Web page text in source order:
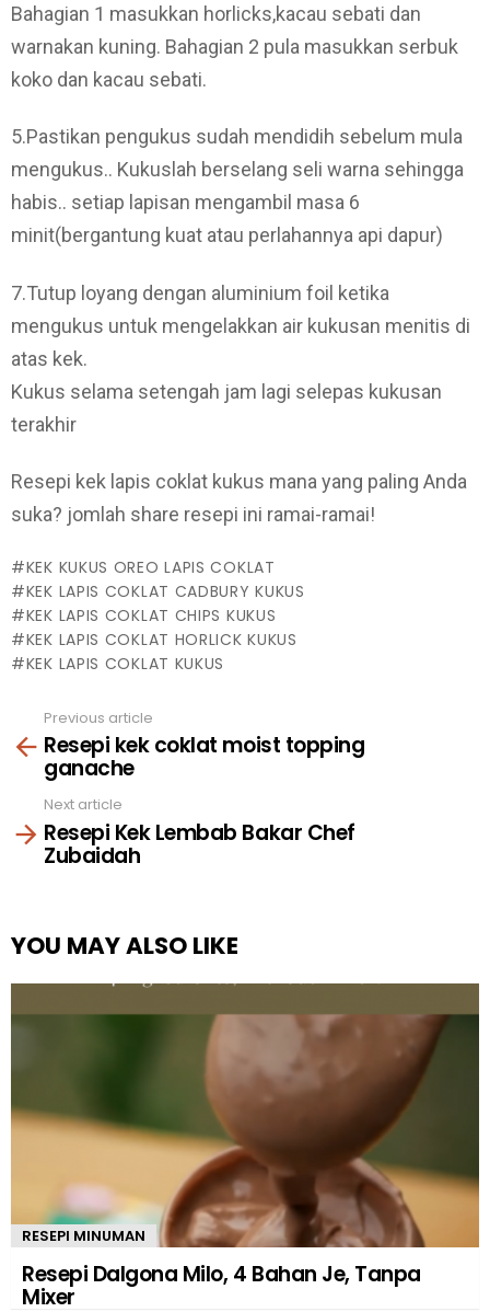
Bahagian 1 masukkan horlicks,kacau sebati dan
warnakan kuning. Bahagian 2 pula masukkan serbuk
koko dan kacau sebati.
5.Pastikan pengukus sudah mendidih sebelum mula
mengukus.. Kukuslah berselang seli warna sehingga
habis.. setiap lapisan mengambil masa 6
minit(bergantung kuat atau perlahannya api dapur)
7.Tutup loyang dengan aluminium foil ketika
mengukus untuk mengelakkan air kukusan menitis di
atas kek.
Kukus selama setengah jam lagi selepas kukusan
terakhir
Resepi kek lapis coklat kukus mana yang paling Anda
suka? jomlah share resepi ini ramai-ramai!
KEK KUKUS OREO LAPIS COKLAT
KEK LAPIS COKLAT CADBURY KUKUS
KEK LAPIS COKLAT CHIPS KUKUS
KEK LAPIS COKLAT HORLICK KUKUS
KEK LAPIS COKLAT KUKUS
more
Previous article
Resepi kek coklat moist topping
ganache
Next article
Resepi Kek Lembab Bakar Chef
Zubaidah
YOU MAY ALSO LIKE
RESEPI MINUMAN
Resepi Dalgona Milo, 4 Bahan Je, Tanpa
Mixer